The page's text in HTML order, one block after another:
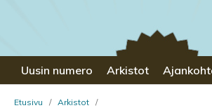
Uusin numero Arkistot
Etusivu / Arkistot /